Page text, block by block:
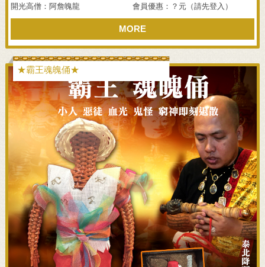
開光高僧：阿詹魄龍
會員優惠：？元（請先登入）
MORE
★霸王魂魄俑★